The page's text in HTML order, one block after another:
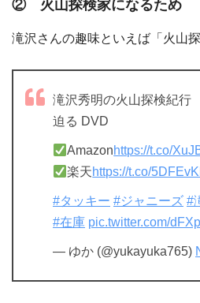
② 火山探検家になるため
滝沢さんの趣味といえば「火山探
滝沢秀明の火山探検紀
迫る DVD
Amazonhttps://t.co/
楽天https://t.co/
#タッキー #ジャニーズ #
#在庫 pic.twitter.com/
— ゆか (@yukayuka765)